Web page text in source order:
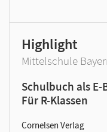
Highlight
Mittelschule
Schulbuch als E-
Für R-Klassen
Cornelsen Verlag